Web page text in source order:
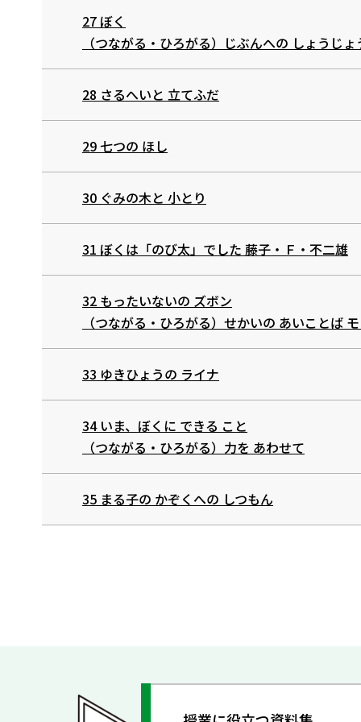
27 ぼく
（つながる・ひろがる）じぶんへの しょうじょ
28 さるへいと 立てふだ
29 七つの ほし
30 ぐみの木と 小とり
31 ぼくは「のび太」でした ――藤子・Ｆ・不二雄
32 もったいないの ズボン
（つながる・ひろがる）せかいの あいことば ――
33 ゆきひょうの ライナ
34 いま、ぼくに できる こと
（つながる・ひろがる）力を あわせて
35 まる子の かぞくへの しつもん